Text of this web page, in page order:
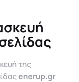
της
enerup.gr